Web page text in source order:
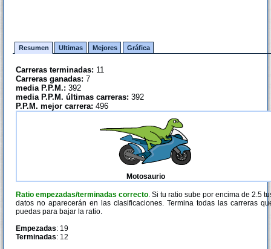
Resumen Ultimas Mejores Gráfica
Carreras terminadas: 11
Carreras ganadas: 7
media P.P.M.: 392
media P.P.M. últimas carreras: 392
P.P.M. mejor carrera: 496
Motosaurio
Ratio empezadas/terminadas correcto. Si tu ratio sube por encima de 2.5
datos no aparecerán en las clasificaciones. Termina todas las carreras
puedas para bajar la ratio.
Empezadas: 19
Terminadas: 12